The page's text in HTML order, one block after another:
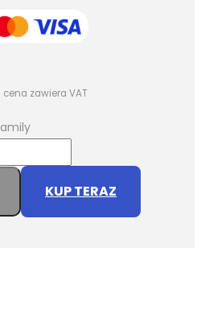
cena zawiera VAT
KUP TERAZ